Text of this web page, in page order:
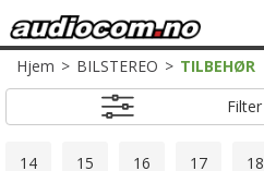
Hjem>BILSTEREO>TILBEHØR
Filter
14 15 16 17 18